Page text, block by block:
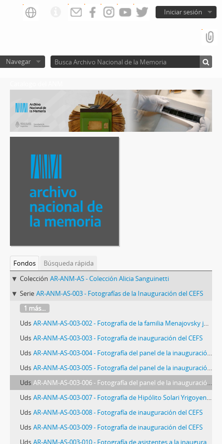
Iniciar sesión
Navegar
Fondos
Búsqueda rápida
Colección AR-ANM-AS - Colección Alicia Sanguinetti
Serie AR-ANM-AS-003 - Fotografías de la Inauguración del CEFS
1 más...
Uds AR-ANM-AS-003-002 - Fotografía de la familia Menajovsky junto a Daniel Egea en la inauguración del CEFS
Uds AR-ANM-AS-003-003 - Fotografía de inauguración del CEFS
Uds AR-ANM-AS-003-004 - Fotografía del panel de la inauguración del CEFS
Uds AR-ANM-AS-003-005 - Fotografía del panel de la inauguración del CEFS
Uds AR-ANM-AS-003-006 - Fotografía del panel de la inauguración del CEFS
Uds AR-ANM-AS-003-007 - Fotografía de Hipólito Solari Yrigoyen en la inauguración del CEFS
Uds AR-ANM-AS-003-008 - Fotografía de inauguración del CEFS
Uds AR-ANM-AS-003-009 - Fotografía de inauguración del CEFS
Uds AR-ANM-AS-003-010 - Fotografía de asistentes a la inauguración del CEFS